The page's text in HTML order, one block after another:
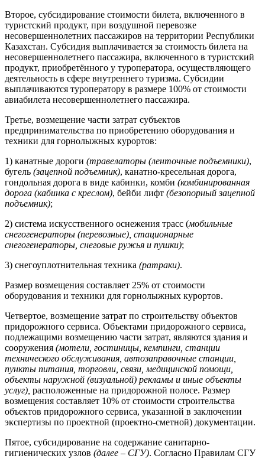
Второе, субсидирование стоимости билета, включенного в
туристский продукт, при воздушной перевозке
несовершеннолетних пассажиров на территории Республики
Казахстан. Субсидия выплачивается за стоимость билета на
несовершеннолетнего пассажира, включенного в туристский
продукт, приобретённого у туроператора, осуществляющего
деятельность в сфере внутреннего туризма. Субсидии
выплачиваются туроператору в размере 100% от стоимости
авиабилета несовершеннолетнего пассажира.
Третье, возмещение части затрат субъектов
предпринимательства по приобретению оборудования и
техники для горнолыжных курортов:
1) канатные дороги (травелаторы (ленточные подъемники),
бугель (зацепной подъемник), канатно-кресельная дорога,
гондольная дорога в виде кабинки, комби (комбинированная
дорога (кабинка с креслом), бейби лифт (безопорный зацепной
подъемник);
2) система искусственного оснежения трасс (мобильные
снегогенераторы (перевозные), стационарные
снегогенераторы, снеговые ружья и пушки);
3) снегоуплотнительная техника (ратраки).
Размер возмещения составляет 25% от стоимости
оборудования и техники для горнолыжных курортов.
Четвертое, возмещение затрат по строительству объектов
придорожного сервиса. Объектами придорожного сервиса,
подлежащими возмещению части затрат, являются здания и
сооружения (мотели, гостиницы, кемпинги, станции
технического обслуживания, автозаправочные станции,
пункты питания, торговли, связи, медицинской помощи,
объекты наружной (визуальной) рекламы и иные объекты
услуг), расположенные на придорожной полосе. Размер
возмещения составляет 10% от стоимости строительства
объектов придорожного сервиса, указанной в заключении
экспертизы по проектной (проектно-сметной) документации.
Пятое, субсидирование на содержание санитарно-
гигиенических узлов (далее – СГУ). Согласно Правилам СГУ